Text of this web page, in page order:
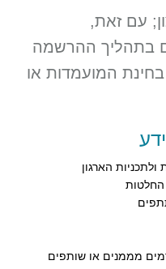
עם זאת,
בתהליך ההרשמה
המועמדות או
הארגון
החלטות
מממנים או שותפים